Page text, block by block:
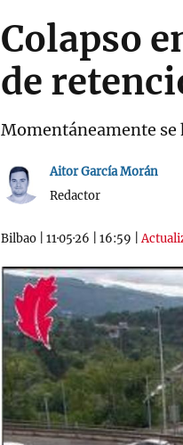
Colapso
de
Momentáneamente se
Aitor García Morán
Redactor
Bilbao 11·05·26 16:59 |